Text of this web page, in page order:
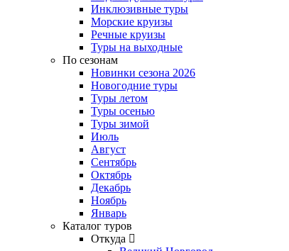
Инклюзивные туры
Морские круизы
Речные круизы
Туры на выходные
По сезонам
Новинки сезона 2026
Новогодние туры
Туры летом
Туры осенью
Туры зимой
Июль
Август
Сентябрь
Октябрь
Декабрь
Ноябрь
Январь
Каталог туров
Откуда